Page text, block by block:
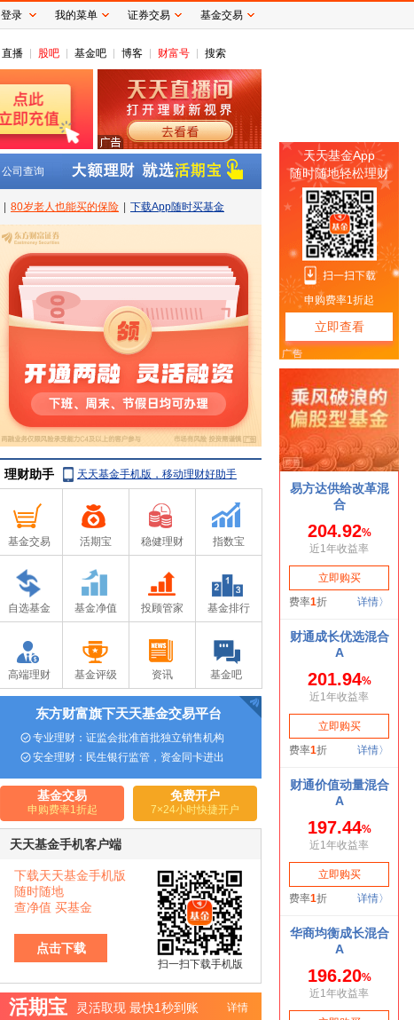
直播 股吧 基金吧 博客 财富号 搜索
公司查询
80岁老人也能买的保险 下载App随时买基金
理财助手 天天基金手机版，移动理财好助手
基金交易 活期宝 稳健理财 指数宝
自选基金 基金净值 投顾管家 基金排行
高端理财 基金评级 资讯 基金吧
登录 我的菜单 证券交易 基金交易